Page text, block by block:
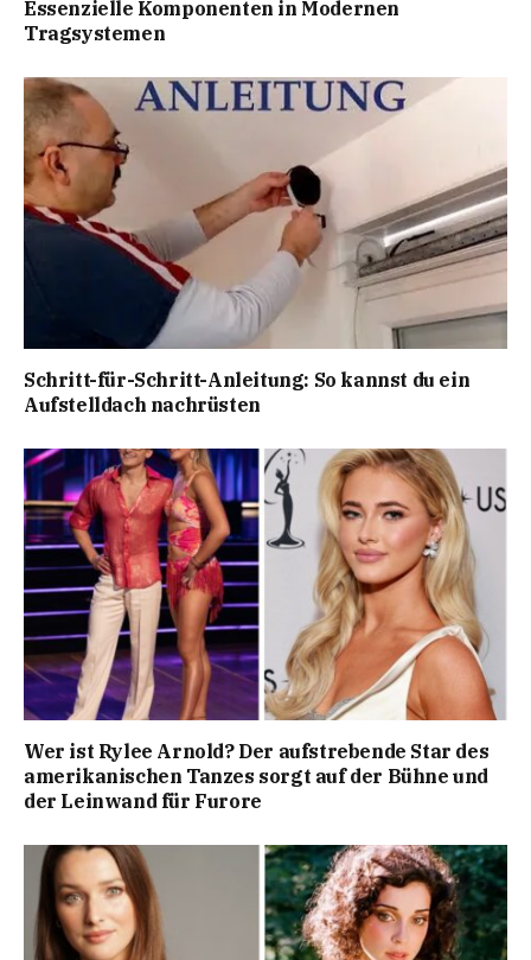
Essenzielle Komponenten in Modernen
Tragsystemen
Schritt-für-Schritt-Anleitung: So kannst du ein
Aufstelldach nachrüsten
Wer ist Rylee Arnold? Der aufstrebende Star des
amerikanischen Tanzes sorgt auf der Bühne und
der Leinwand für Furore